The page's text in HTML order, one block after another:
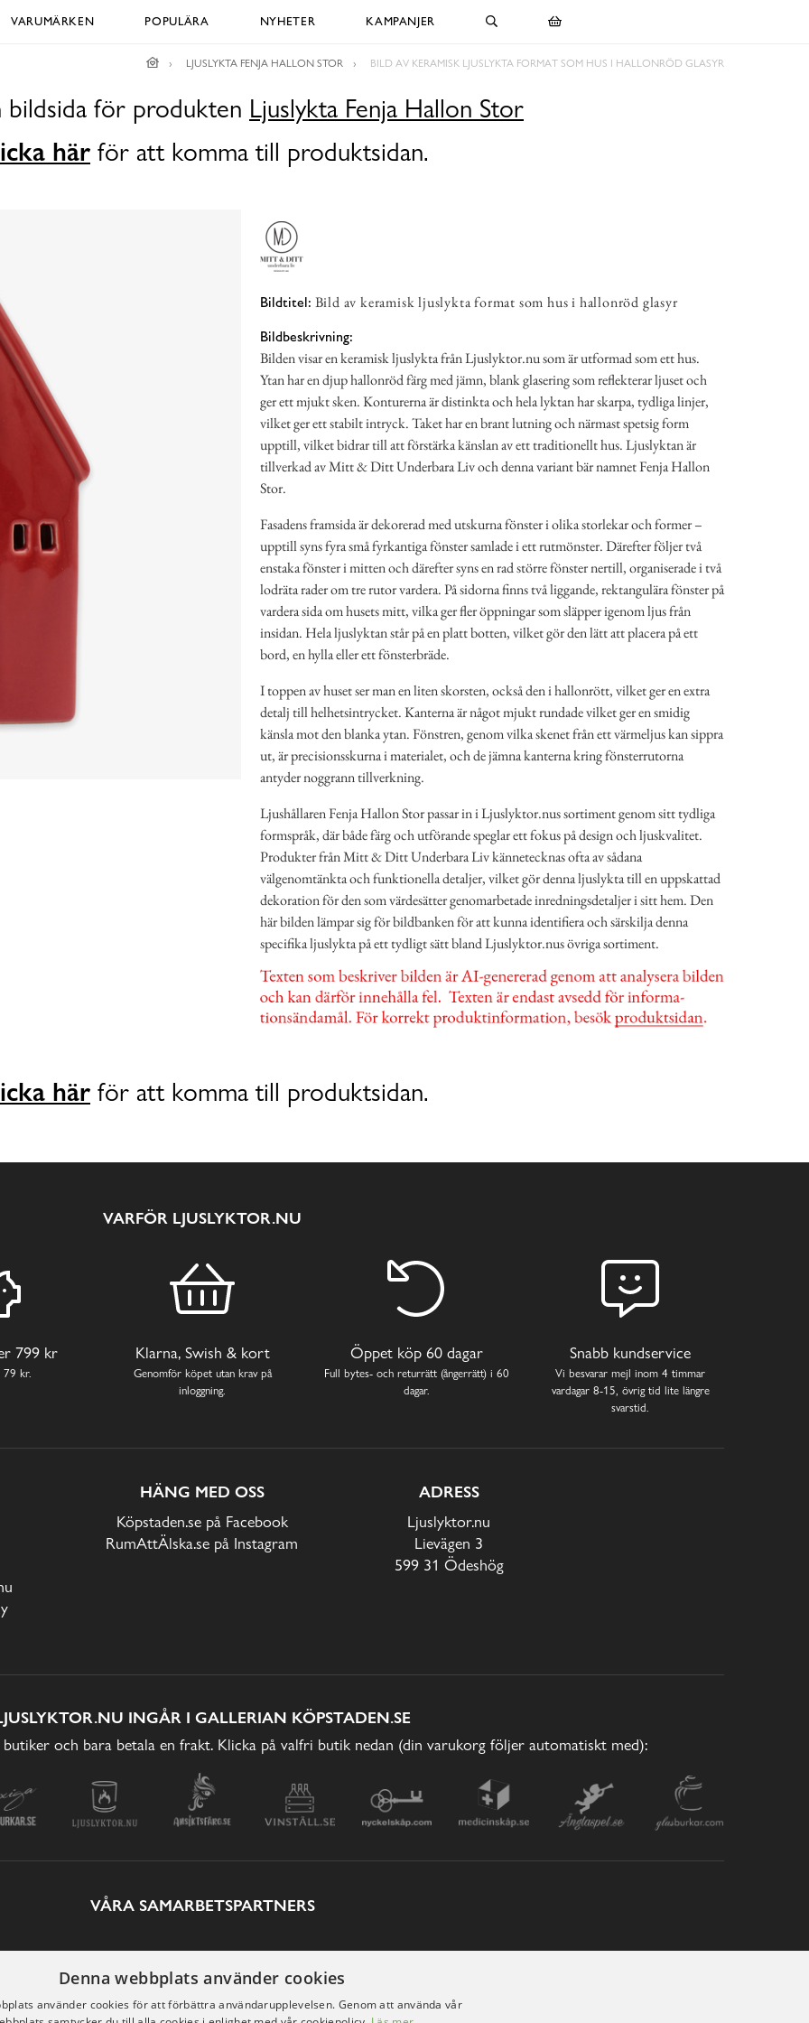
VARUMÄRKEN POPULÄRA NYHETER KAMPANJER
LJUSLYKTA FENJA HALLON STOR BILD AV KERAMISK LJUSLYKTA FORMAT SOM HUS I HALLONRÖD GLASYR
för produkten Ljuslykta Fenja Hallon Stor
här för att komma till produktsidan.
Bildtitel: Bild av keramisk ljuslykta format som hus i hallonröd glasyr
Bildbeskrivning:
Bilden visar en keramisk ljuslykta från Ljuslyktor.nu som är utformad som ett hus.
Ytan har en djup hallonröd färg med jämn, blank glasering som reflekterar ljuset och
ger ett mjukt sken. Konturerna är distinkta och hela lyktan har skarpa, tydliga linjer,
vilket ger ett stabilt intryck. Taket har en brant lutning och närmast spetsig form
upptill, vilket bidrar till att förstärka känslan av ett traditionellt hus. Ljuslyktan är
tillverkad av Mitt & Ditt Underbara Liv och denna variant bär namnet Fenja Hallon
Stor.
Fasadens framsida är dekorerad med utskurna fönster i olika storlekar och former –
upptill syns fyra små fyrkantiga fönster samlade i ett rutmönster. Därefter följer två
enstaka fönster i mitten och därefter syns en rad större fönster nertill, organiserade i två
lodräta rader om tre rutor vardera. På sidorna finns två liggande, rektangulära fönster på
vardera sida om husets mitt, vilka ger fler öppningar som släpper igenom ljus från
insidan. Hela ljuslyktan står på en platt botten, vilket gör den lätt att placera på ett
bord, en hylla eller ett fönsterbräde.
I toppen av huset ser man en liten skorsten, också den i hallonrött, vilket ger en extra
detalj till helhetsintrycket. Kanterna är något mjukt rundade vilket ger en smidig
känsla mot den blanka ytan. Fönstren, genom vilka skenet från ett värmeljus kan sippra
ut, är precisionsskurna i materialet, och de jämna kanterna kring fönsterrutorna
antyder noggrann tillverkning.
Ljushållaren Fenja Hallon Stor passar in i Ljuslyktor.nus sortiment genom sitt tydliga
formspråk, där både färg och utförande speglar ett fokus på design och ljuskvalitet.
Produkter från Mitt & Ditt Underbara Liv kännetecknas ofta av sådana
välgenomtänkta och funktionella detaljer, vilket gör denna ljuslykta till en uppskattad
dekoration för den som värdesätter genomarbetade inredningsdetaljer i sitt hem. Den
här bilden lämpar sig för bildbanken för att kunna identifiera och särskilja denna
specifika ljuslykta på ett tydligt sätt bland Ljuslyktor.nus övriga sortiment.
här för att komma till produktsidan.
VARFÖR LJUSLYKTOR.NU
799 kr
79 kr.
Klarna, Swish & kort
Genomför köpet utan krav på
inloggning.
Öppet köp 60 dagar
Full bytes- och returrätt (ångerrätt) i 60
dagar.
Snabb kundservice
Vi besvarar mejl inom 4 timmar
vardagar 8-15, övrig tid lite längre
svarstid.
HÄNG MED OSS
Köpstaden.se på Facebook
RumAttÄlska.se på Instagram
ADRESS
Ljuslyktor.nu
Lievägen 3
599 31 Ödeshög
INGÅR I GALLERIAN KÖPSTADEN.SE
och bara betala en frakt. Klicka på valfri butik nedan (din varukorg följer automatiskt med):
VÅRA SAMARBETSPARTNERS
Denna webbplats använder cookies
använder cookies för att förbättra användarupplevelsen. Genom att använda vår